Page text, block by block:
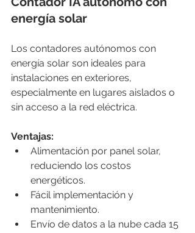
energía solar
Los contadores autónomos con
energía solar son ideales para
instalaciones en exteriores,
especialmente en lugares aislados o
sin acceso a la red eléctrica.
Ventajas:
Alimentación por panel solar,
reduciendo los costos
energéticos.
Fácil implementación y
mantenimiento.
Envío de datos a la nube cada 15